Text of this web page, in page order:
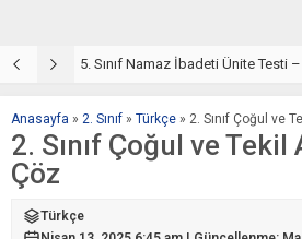
5. Sınıf Namaz İbadeti Ünite Testi
Anasayfa » 2. Sınıf » Türkçe » 2. Sınıf Çoğul ve
2. Sınıf Çoğul ve
Çöz
Türkçe